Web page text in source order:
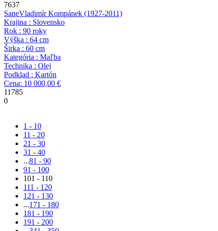
7637
SaneVladimír Kompánek (1927-2011)
Krajina : Slovensko
Rok : 90 roky
Výška : 64 cm
Širka : 60 cm
Kategória : Maľba
Technika : Olej
Podklad : Kartón
Cena: 10 000,00 €
11785
0
1 - 10
11 - 20
21 - 30
31 - 40
...81 - 90
91 - 100
101 - 110
111 - 120
121 - 130
...171 - 180
181 - 190
191 - 200